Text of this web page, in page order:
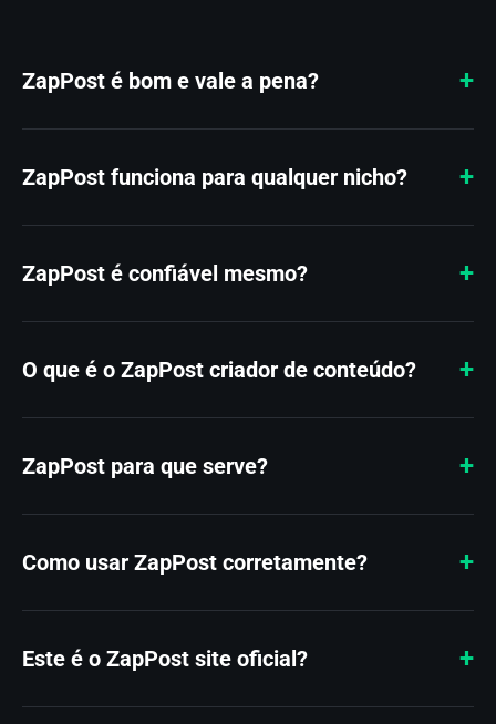
ZapPost é bom e vale a pena?
ZapPost funciona para qualquer nicho?
ZapPost é confiável mesmo?
O que é o ZapPost criador de conteúdo?
ZapPost para que serve?
Como usar ZapPost corretamente?
Este é o ZapPost site oficial?